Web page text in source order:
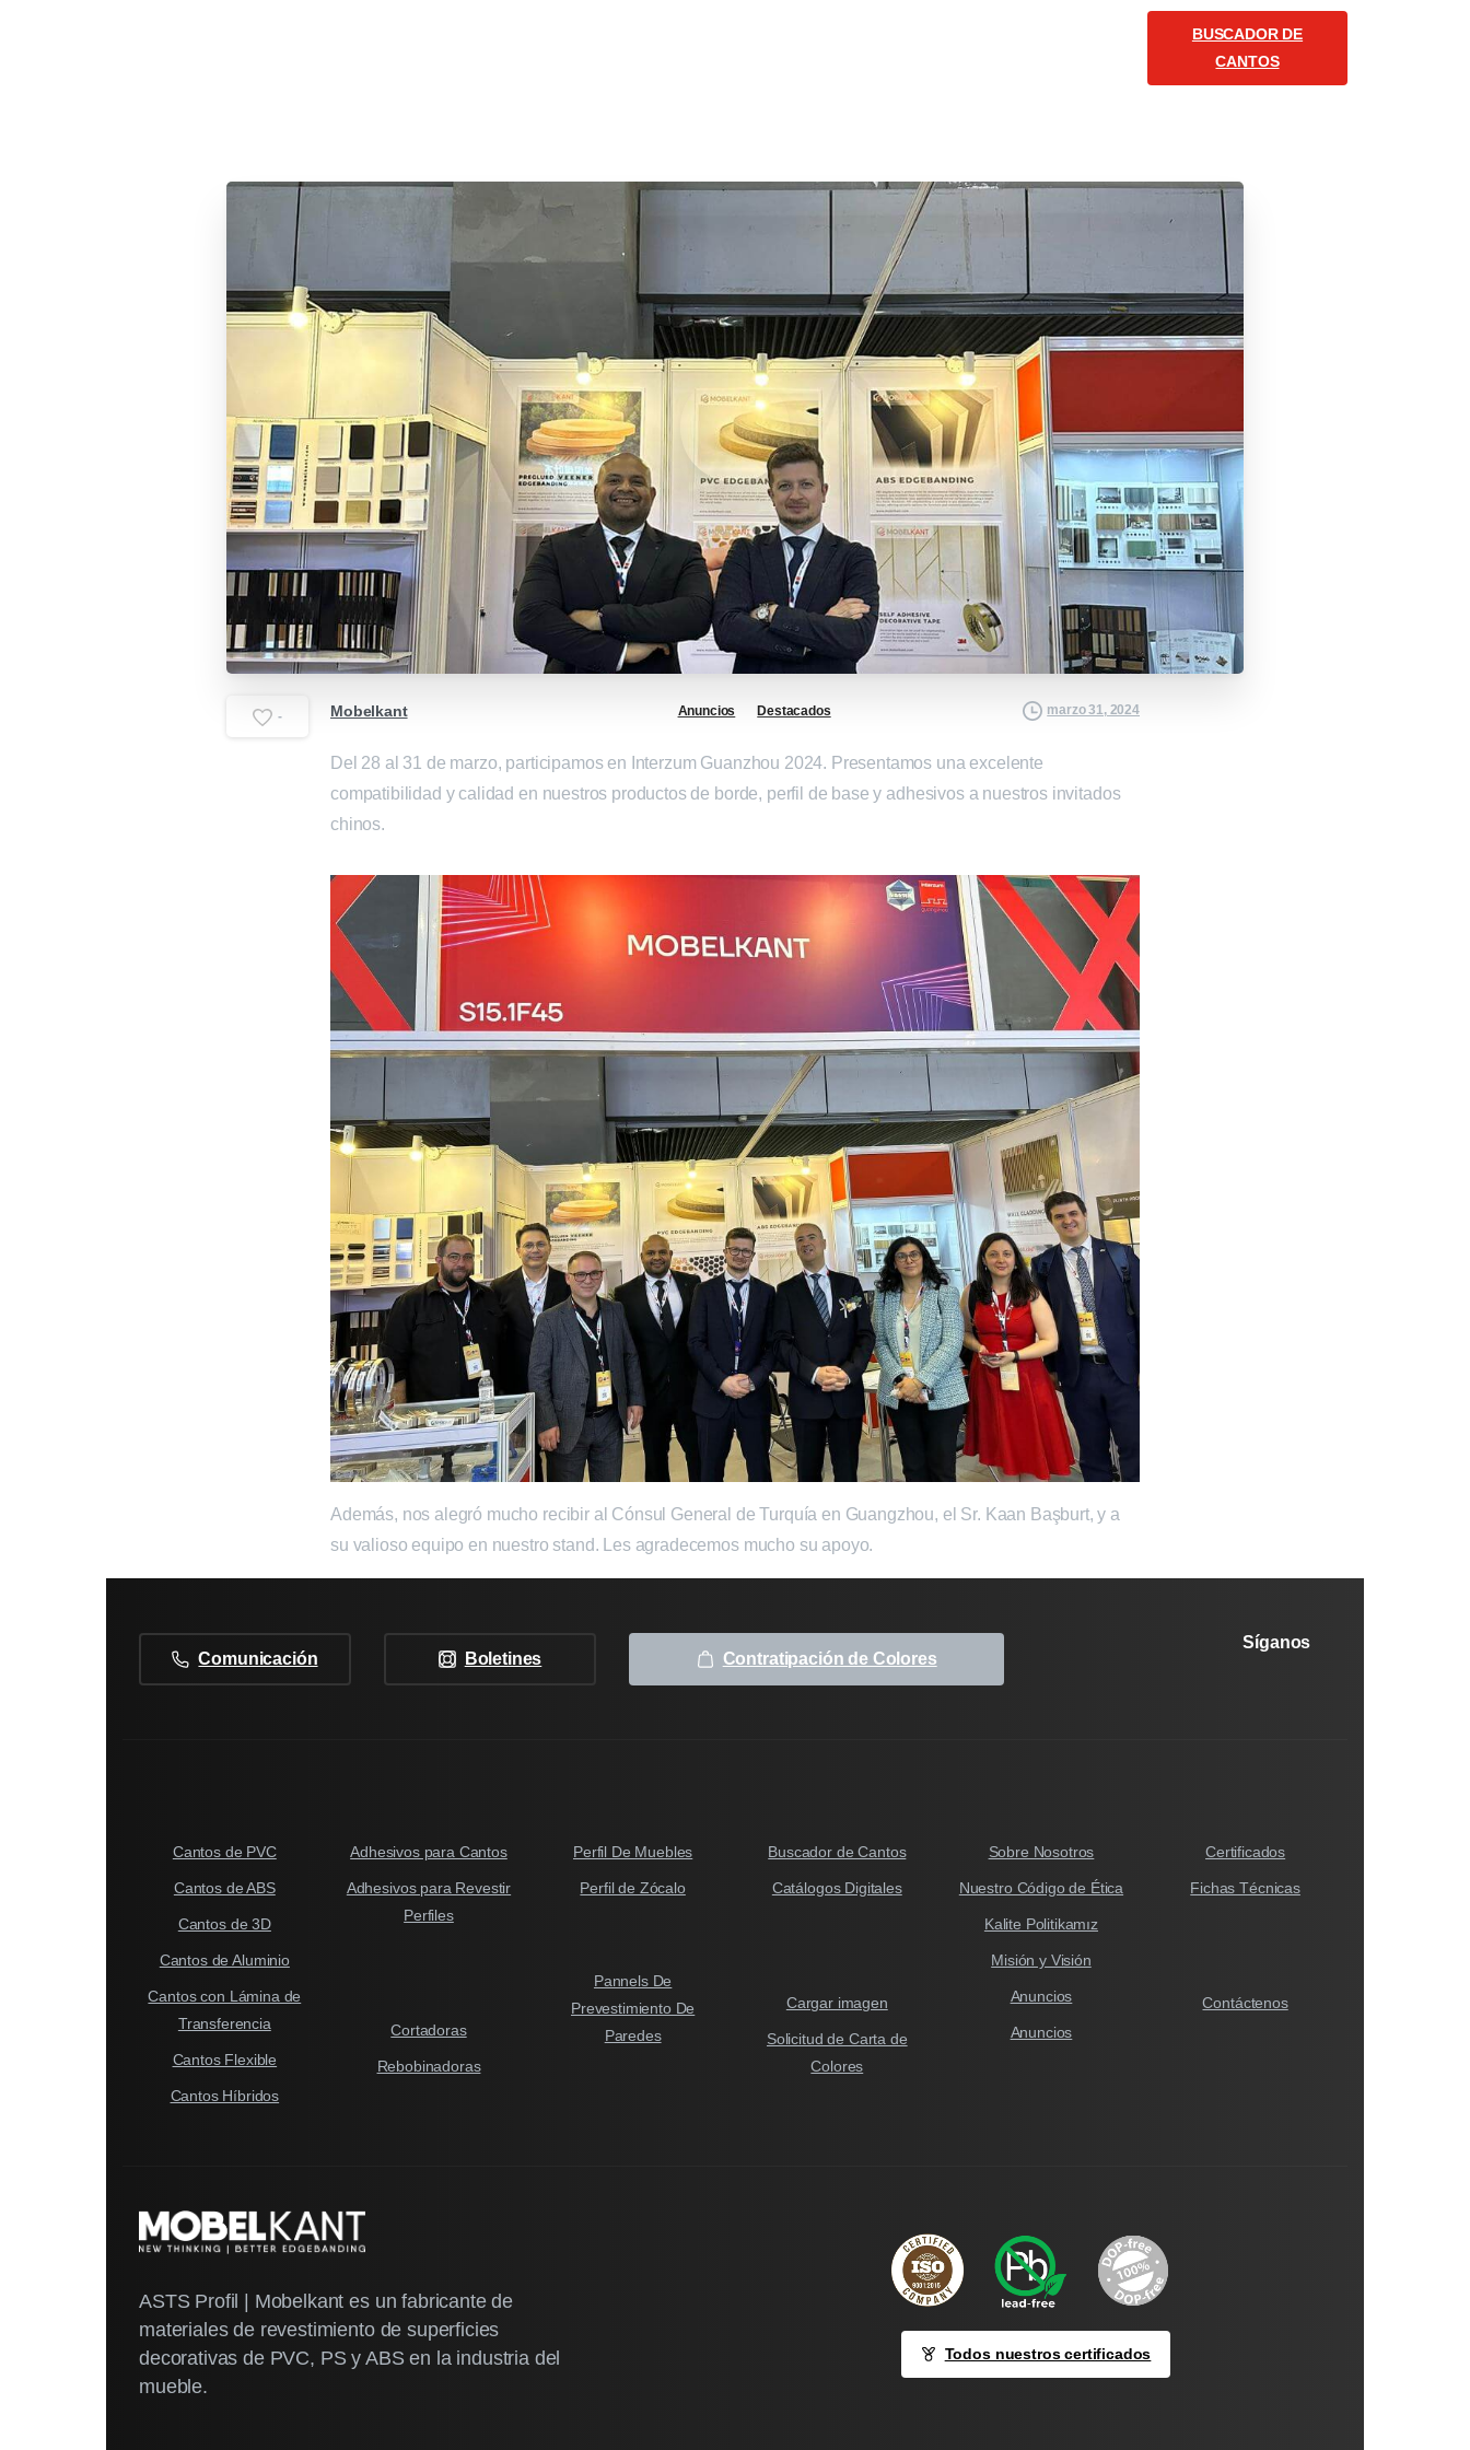
BUSCADOR DE
CANTOS
- Mobelkant Anuncios Destacados marzo 31, 2024
Del 28 al 31 de marzo, participamos en Interzum Guanzhou 2024. Presentamos una excelente
compatibilidad y calidad en nuestros productos de borde, perfil de base y adhesivos a nuestros invitados
chinos.
Además, nos alegró mucho recibir al Cónsul General de Turquía en Guangzhou, el Sr. Kaan Başburt, y a
su valioso equipo en nuestro stand. Les agradecemos mucho su apoyo.
Comunicación Boletines Contratipación de Colores
Síganos
Cantos de PVC
Cantos de ABS
Cantos de 3D
Cantos de Aluminio
Cantos con Lámina de
Transferencia
Cantos Flexible
Cantos Híbridos
Adhesivos para Cantos
Adhesivos para Revestir
Perfiles
Cortadoras
Rebobinadoras
Perfil De Muebles
Perfil de Zócalo
Pannels De
Prevestimiento De
Paredes
Buscador de Cantos
Catálogos Digitales
Cargar imagen
Solicitud de Carta de
Colores
Sobre Nosotros
Nuestro Código de Ética
Kalite Politikamız
Misión y Visión
Anuncios
Anuncios
Certificados
Fichas Técnicas
Contáctenos
ASTS Profil | Mobelkant es un fabricante de
materiales de revestimiento de superficies
decorativas de PVC, PS y ABS en la industria del
mueble.
Todos nuestros certificados